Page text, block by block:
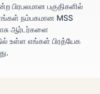
பிரபலமான பகுதிகளில்
நம்பகமான MSS
ஆர்டர்களை
உள்ள எங்கள் பிரத்யேக